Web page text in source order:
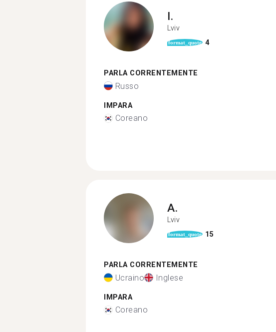
I.
Lviv
format_quote 4
PARLA CORRENTEMENTE
Russo
IMPARA
Coreano
A.
Lviv
format_quote 15
PARLA CORRENTEMENTE
Ucraino Inglese
IMPARA
Coreano